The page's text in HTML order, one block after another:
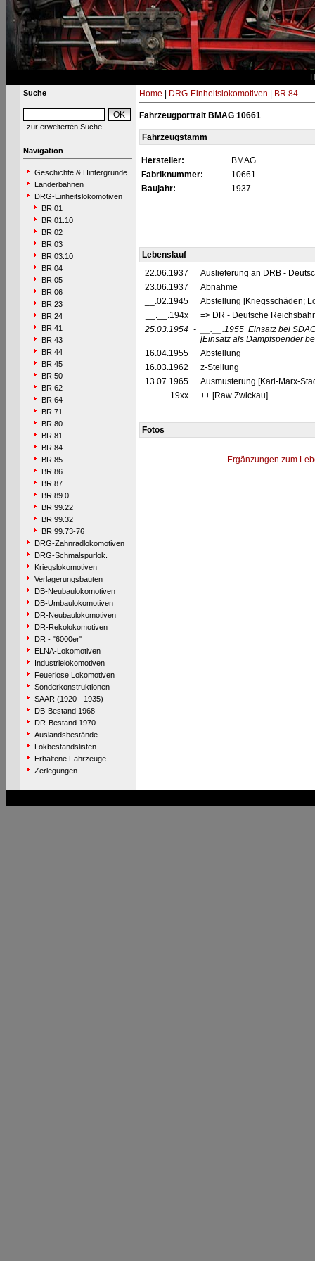
Suche
zur erweiterten Suche
Navigation
Geschichte & Hintergründe
Länderbahnen
DRG-Einheitslokomotiven
BR 01
BR 01.10
BR 02
BR 03
BR 03.10
BR 04
BR 05
BR 06
BR 23
BR 24
BR 41
BR 43
BR 44
BR 45
BR 50
BR 62
BR 64
BR 71
BR 80
BR 81
BR 84
BR 85
BR 86
BR 87
BR 89.0
BR 99.22
BR 99.32
BR 99.73-76
DRG-Zahnradlokomotiven
DRG-Schmalspurlok.
Kriegslokomotiven
Verlagerungsbauten
DB-Neubaulokomotiven
DB-Umbaulokomotiven
DR-Neubaulokomotiven
DR-Rekolokomotiven
DR - "6000er"
ELNA-Lokomotiven
Industrielokomotiven
Feuerlose Lokomotiven
Sonderkonstruktionen
SAAR (1920 - 1935)
DB-Bestand 1968
DR-Bestand 1970
Auslandsbestände
Lokbestandslisten
Erhaltene Fahrzeuge
Zerlegungen
Home DRG-Einheitslokomotiven BR 84
Fahrzeugportrait BMAG 10661
Fahrzeugstamm
Hersteller:
BMAG
Fabriknummer:
10661
Baujahr:
1937
Lebenslauf
22.06.1937
Auslieferung an DRB -
23.06.1937
Abnahme
__.02.1945
Abstellung [Kriegsschäden;
__.__.194x
=> DR - Deutsche
25.03.1954 - __.__.1955 Einsatz bei
[Einsatz als Dampfspender
16.04.1955
Abstellung
16.03.1962
z-Stellung
13.07.1965
Ausmusterung [Karl-Marx-
__.__.19xx
++ [Raw Zwickau]
Fotos
Ergänzungen zum